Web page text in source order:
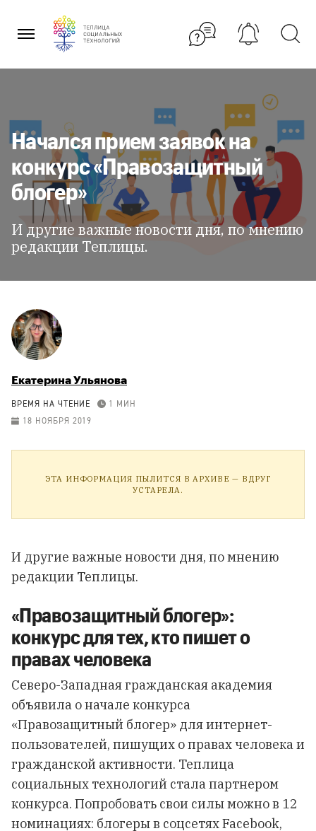
содержанию
Начался прием заявок на
конкурс «Правозащитный
блогер»
И другие важные новости дня, по мнению
редакции Теплицы.
Екатерина Ульянова
ВРЕМЯ НА ЧТЕНИЕ
1 МИН
18 НОЯБРЯ 2019
ЭТА ИНФОРМАЦИЯ ПЫЛИТСЯ В АРХИВЕ — ВДРУГ
УСТАРЕЛА.
И другие важные новости дня, по мнению
редакции Теплицы.
«Правозащитный блогер»:
конкурс для тех, кто пишет о
правах человека
Северо-Западная гражданская академия
объявила о начале конкурса
«Правозащитный блогер» для интернет-
пользователей, пишущих о правах человека и
гражданской активности. Теплица
социальных технологий стала партнером
конкурса. Попробовать свои силы можно в 12
номинациях: блогеры в соцсетях Facebook,